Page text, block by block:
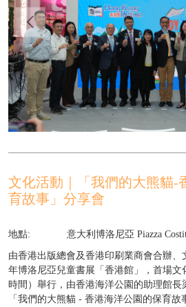
文化活動｜「我們的大熊貓-
育故事」分享會
地點: 意大利博洛尼亞 Piazza
由香港出版總會及香港印刷業商會合辦、
年博洛尼亞兒童書展「香港館」，首場文
時間）舉行，由香港海洋公園的助理館長
「我們的大熊貓 - 香港海洋公園的保育